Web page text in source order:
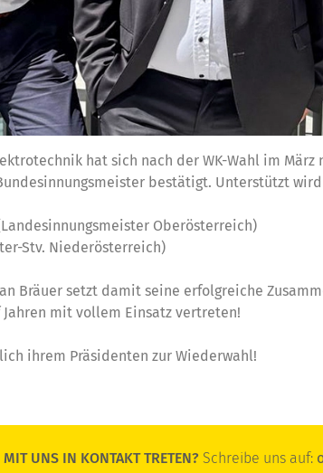
hat sich nach der WK-Wahl im
bestätigt. Unterstützt
Oberösterreich)
Stv. Niederösterreich)
Bräuer setzt damit seine erfolgreiche
mit vollem Einsatz vertreten!
ihrem Präsidenten zur Wiederwahl!
UNS IN KONTAKT TRETEN?Schreibe uns auf: